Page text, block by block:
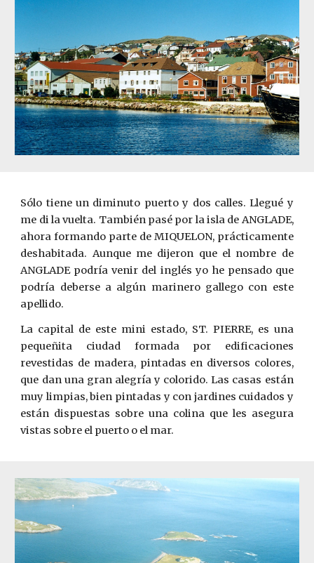
Sólo tiene un diminuto puerto y dos calles. Llegué y
me di la vuelta. También pasé por la isla de ANGLADE,
ahora formando parte de MIQUELON, prácticamente
deshabitada. Aunque me dijeron que el nombre de
ANGLADE podría venir del inglés yo he pensado que
podría deberse a algún marinero gallego con este
apellido.
La capital de este mini estado, ST. PIERRE, es una
pequeñita ciudad formada por edificaciones
revestidas de madera, pintadas en diversos colores,
que dan una gran alegría y colorido. Las casas están
muy limpias, bien pintadas y con jardines cuidados y
están dispuestas sobre una colina que les asegura
vistas sobre el puerto o el mar.